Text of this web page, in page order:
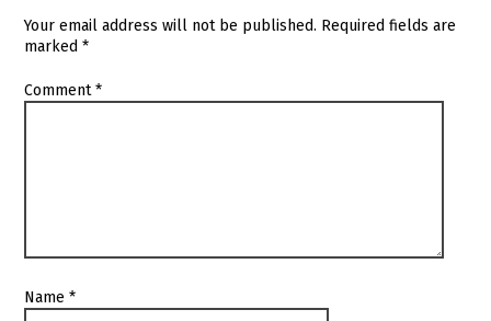
Your email address will not be published. Required fields are
marked*
Comment*
Name*